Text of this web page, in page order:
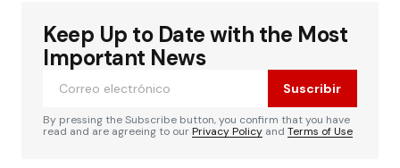
Keep Up to Date with the Most
Important News
Suscribir
By pressing the Subscribe button, you confirm that you have
read and are agreeing to ourPrivacy Policy and Terms of Use